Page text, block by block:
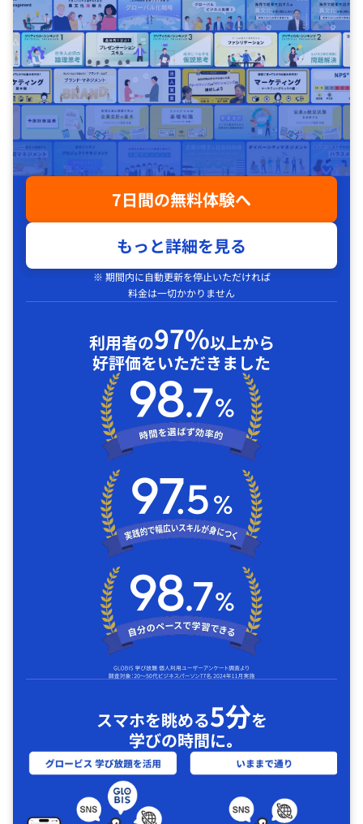
7日間の無料体験へ
もっと詳細を見る
※ 期間内に自動更新を停止いただければ
料金は一切かかりません
利用者の97%以上から
好評価をいただきました
スマホを眺める5分を
学びの時間に｡